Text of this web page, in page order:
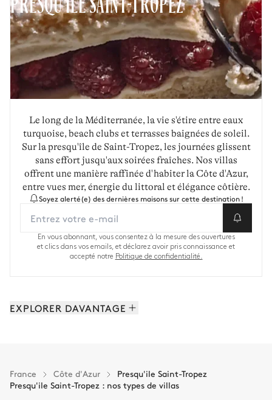
Le long de la Méditerranée, la vie s'étire entre eaux
turquoise, beach clubs et terrasses baignées de soleil.
Sur la presqu'île de Saint-Tropez, les journées glissent
sans effort jusqu'aux soirées fraîches. Nos villas
offrent une manière raffinée d'habiter la Côte d'Azur,
entre vues mer, énergie du littoral et élégance côtière.
Soyez alerté(e) des dernières maisons sur cette destination !
En vous abonnant, vous consentez à la mesure des ouvertures
et clics dans vos emails, et déclarez avoir pris connaissance et
accepté notre Politique de confidentialité.
EXPLORER DAVANTAGE
La Croix-Valmer: 13 propriétés
Gassin: 12 propriétés
France Côte d'Azur
Presqu'ile Saint-Tropez
Presqu'ile Saint-Tropez : nos types de villas